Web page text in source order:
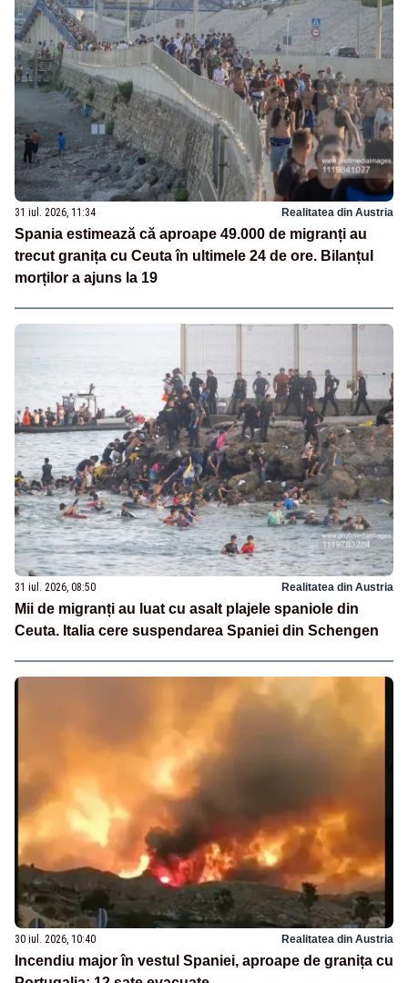
31 iul. 2026, 11:34 Realitatea din Austria
Spania estimează că aproape 49.000 de migranți au
trecut granița cu Ceuta în ultimele 24 de ore. Bilanțul
morților a ajuns la 19
31 iul. 2026, 08:50 Realitatea din Austria
Mii de migranți au luat cu asalt plajele spaniole din
Ceuta. Italia cere suspendarea Spaniei din Schengen
30 iul. 2026, 10:40 Realitatea din Austria
Incendiu major în vestul Spaniei, aproape de granița cu